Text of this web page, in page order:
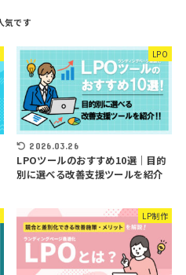
LPO
2026.03.26
LPOツールのおすすめ10選｜目的
別に選べる改善支援ツールを紹介
LP制作